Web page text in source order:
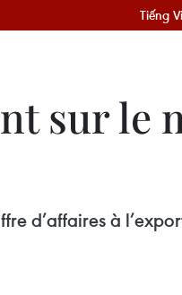
Tiếng
sur le
d’affaires à